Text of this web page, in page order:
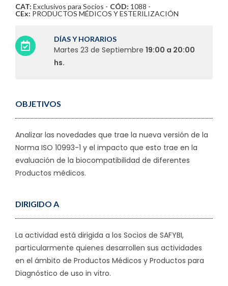
CAT: Exclusivos para Socios - CÓD: 1088 -
CEx: PRODUCTOS MÉDICOS Y ESTERILIZACIÓN
DÍAS Y HORARIOS
Martes 23 de Septiembre 19:00 a 20:00
hs.
OBJETIVOS
Analizar las novedades que trae la nueva versión de la
Norma ISO 10993-1 y el impacto que esto trae en la
evaluación de la biocompatibilidad de diferentes
Productos médicos.
DIRIGIDO A
La actividad está dirigida a los Socios de SAFYBI,
particularmente quienes desarrollen sus actividades
en el ámbito de Productos Médicos y Productos para
Diagnóstico de uso in vitro.